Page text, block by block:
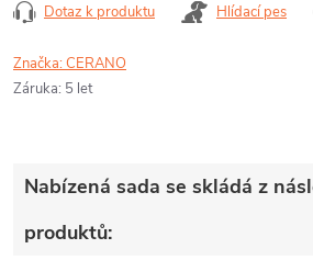
Dotaz k produktu Hlídací pes
Značka:CERANO
Záruka: 5 let
Nabízená sada se skládá z
produktů: